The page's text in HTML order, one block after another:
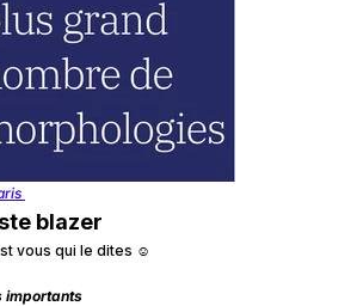
blazer
vous qui le dites ☺️
importants